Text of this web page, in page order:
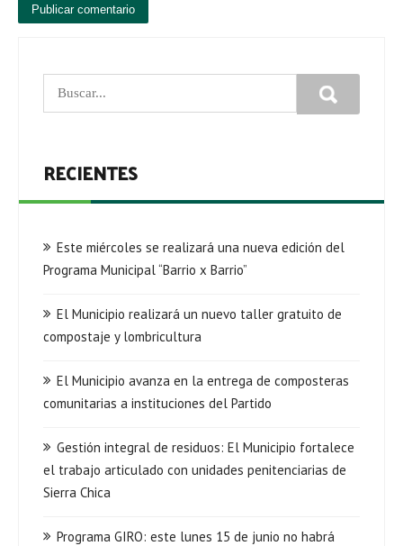
RECIENTES
Este miércoles se realizará una nueva edición del
Programa Municipal “Barrio x Barrio”
El Municipio realizará un nuevo taller gratuito de
compostaje y lombricultura
El Municipio avanza en la entrega de composteras
comunitarias a instituciones del Partido
Gestión integral de residuos: El Municipio fortalece
el trabajo articulado con unidades penitenciarias de
Sierra Chica
Programa GIRO: este lunes 15 de junio no habrá